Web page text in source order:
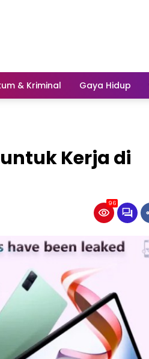
& Kriminal Gaya Hidup
Kerja di
96